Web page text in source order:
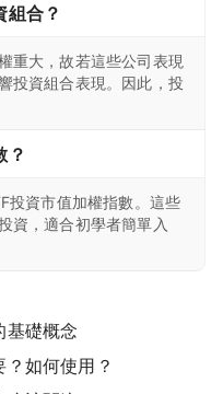
組合？
重大，故若這些公司表現
投資組合表現。因此，投
？
投資市值加權指數。這些
資，適合初學者簡單入
基礎概念
如何使用？